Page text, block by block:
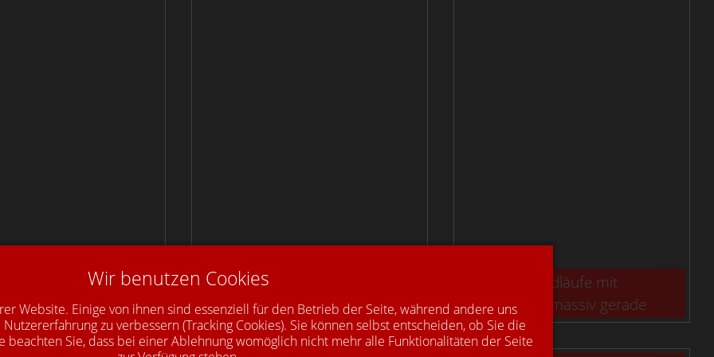
als Rechteck mit
gerade
Ellipsenquerschnitt, massiv
gerade
Info: Holzhandläufe mit
Sonderprofil, massiv gerade
Wir benutzen Cookies
Website. Einige von ihnen sind essenziell für den Betrieb der Seite, während andere uns
zu verbessern (Tracking Cookies). Sie können selbst entscheiden, ob Sie die
beachten Sie, dass bei einer Ablehnung womöglich nicht mehr alle Funktionalitäten der Seite